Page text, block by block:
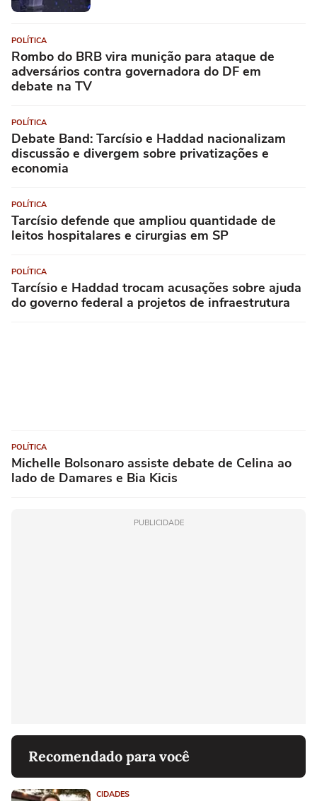
POLÍTICA
Rombo do BRB vira munição para ataque de
adversários contra governadora do DF em
debate na TV
POLÍTICA
Debate Band: Tarcísio e Haddad nacionalizam
discussão e divergem sobre privatizações e
economia
POLÍTICA
Tarcísio defende que ampliou quantidade de
leitos hospitalares e cirurgias em SP
POLÍTICA
Tarcísio e Haddad trocam acusações sobre ajuda
do governo federal a projetos de infraestrutura
POLÍTICA
Michelle Bolsonaro assiste debate de Celina ao
lado de Damares e Bia Kicis
PUBLICIDADE
Recomendado para você
CIDADES